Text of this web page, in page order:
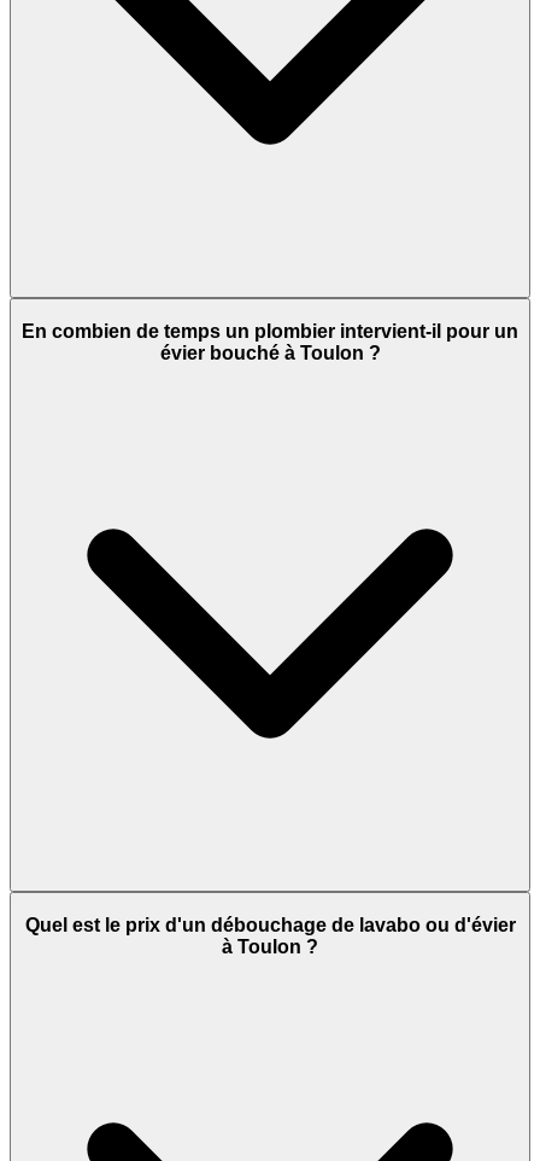
En combien de temps un plombier intervient-il pour un
évier bouché à Toulon ?
Quel est le prix d'un débouchage de lavabo ou d'évier
à Toulon ?